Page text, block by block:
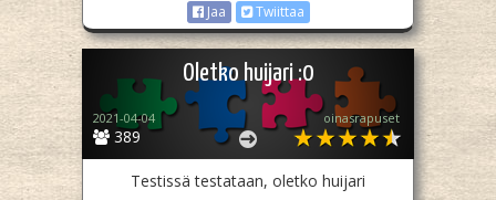
Jaa
Twiittaa
Oletko huijari :0
389
2021-04-04 oinasrapuset
Testissä testataan, oletko huijari